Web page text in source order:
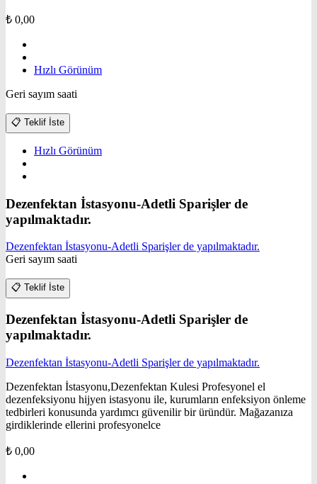
₺ 0,00
Hızlı Görünüm
Geri sayım saati
📋 Teklif İste
Hızlı Görünüm
Dezenfektan İstasyonu-Adetli Sparişler de
yapılmaktadır.
Dezenfektan İstasyonu-Adetli Sparişler de yapılmaktadır.
Geri sayım saati
📋 Teklif İste
Dezenfektan İstasyonu-Adetli Sparişler de
yapılmaktadır.
Dezenfektan İstasyonu-Adetli Sparişler de yapılmaktadır.
Dezenfektan İstasyonu,Dezenfektan Kulesi Profesyonel el
dezenfeksiyonu hijyen istasyonu ile, kurumların enfeksiyon önleme
tedbirleri konusunda yardımcı güvenilir bir üründür. Mağazanıza
girdiklerinde ellerini profesyonelce
₺ 0,00